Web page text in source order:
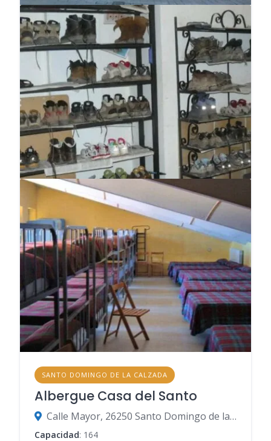
SANTO DOMINGO DE LA CALZADA
Albergue Casa del Santo
Calle Mayor, 26250 Santo Domingo de la Calzada, La Rioja, España
Capacidad: 164